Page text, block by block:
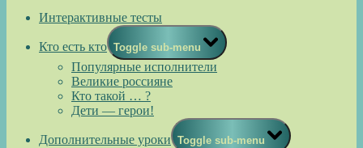
Интерактивные тесты
Кто есть кто Toggle sub-menu
Популярные исполнители
Великие россияне
Кто такой … ?
Дети — герои!
Дополнительные уроки Toggle sub-menu